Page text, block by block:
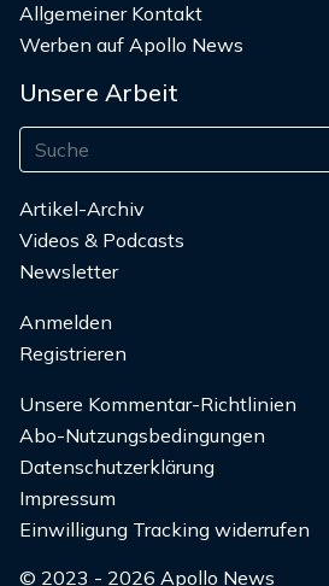
Allgemeiner Kontakt
Werben auf Apollo News
Unsere Arbeit
Artikel-Archiv
Videos & Podcasts
Newsletter
Anmelden
Registrieren
Unsere Kommentar-Richtlinien
Abo-Nutzungsbedingungen
Datenschutzerklärung
Impressum
Einwilligung Tracking widerrufen
© 2023 - 2026 Apollo News